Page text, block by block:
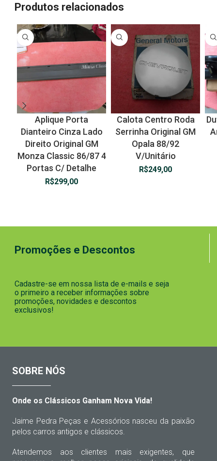
Produtos relacionados
Aplique Porta
Dianteiro Cinza Lado
Direito Original GM
Monza Classic 86/87 4
Portas C/ Detalhe
R$299,00
Calota Centro Roda
Serrinha Original GM
Opala 88/92
V/Unitário
R$249,00
Promoções e Descontos
Cadastre-se em nossa lista de e-mails e seja
o primeiro a receber informações sobre
promoções, novidades e descontos
exclusivos!
SOBRE NÓS
Onde os Clássicos Ganham Nova Vida!
Jaime Pedra Peças e Acessórios nasceu da paixão
pelos carros antigos e clássicos.
Atendemos aos clientes mais exigentes, que